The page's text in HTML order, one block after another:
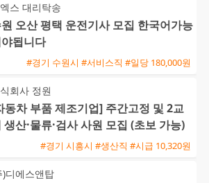
스 대리탁송
오산 평택 운전기사 모집 한국어가능
됩니다
#경기 수원시 #서비스직 #일당 180,000원
회사 정원
동차 부품 제조기업] 주간고정 및 2교
생산·물류·검사 사원 모집 (초보 가능)
#경기 시흥시 #생산직 #시급 10,320원
)디에스앤탑